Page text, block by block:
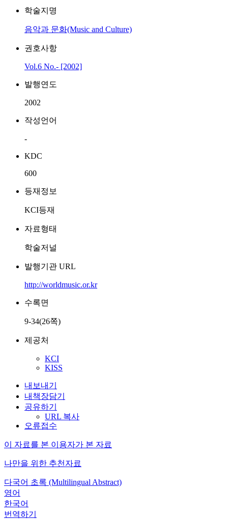
학술지명
음악과 문화(Music and Culture)
권호사항
Vol.6 No.- [2002]
발행연도
2002
작성언어
-
KDC
600
등재정보
KCI등재
자료형태
학술저널
발행기관 URL
http://worldmusic.or.kr
수록면
9-34(26쪽)
제공처
KCI
KISS
내보내기
내책장담기
공유하기
URL 복사
오류접수
이 자료를 본 이용자가 본 자료
나만을 위한 추천자료
다국어 초록 (Multilingual Abstract)
영어
한국어
번역하기